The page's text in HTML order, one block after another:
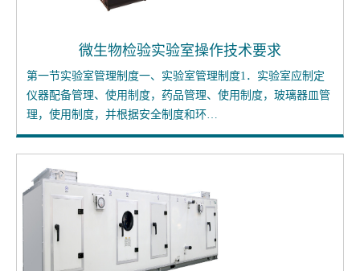
微生物检验实验室操作技术要求
第一节实验室管理制度一、实验室管理制度1．实验室应制定
仪器配备管理、使用制度，药品管理、使用制度，玻璃器皿管
理，使用制度，并根据安全制度和环…